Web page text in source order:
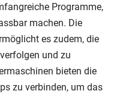
Programme,
machen. Die
es zudem, die
und zu
bieten die
zu verbinden, um das